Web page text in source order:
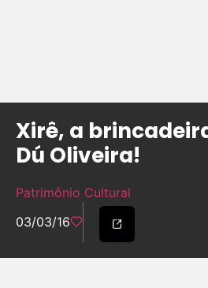
Xirê, a
Dú Oliveira!
Patrimônio Cultural
03/03/16